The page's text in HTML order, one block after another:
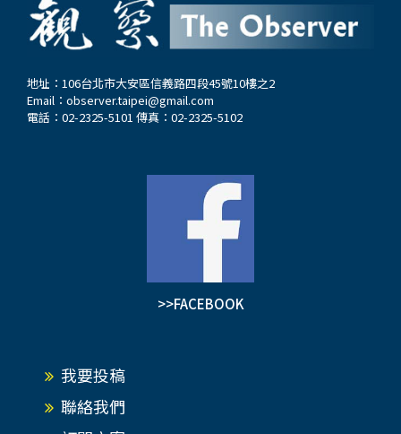
地址：106台北市大安區信義路四段45號10樓之2
Email： observer.taipei@gmail.com
電話：02-2325-5101 傳真：02-2325-5102
>>FACEBOOK
我要投稿
聯絡我們